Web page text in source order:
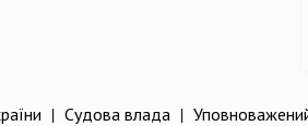
| Судова влада |